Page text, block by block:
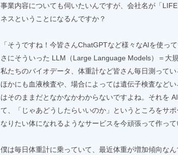
事業内容についても伺いたいんですが、会社名が「
ネスということになるんですか？
「そうですね！今皆さんChatGPTなど様々なAIを使っ
さにそういった LLM（Large Language Models）＝大
私たちのバイオデータ、体重計など皆さん毎日測ってい
ほかにも血液検査や、場合によっては遺伝子検査など
はそのままだとなかなかわからないですよね。それを
て、「じゃあどうしたらいいのか」というところをサ
なりたい体になれるようなサービスを今頑張って作って
僕は毎日体重計に乗っていて、最近体重が増加傾向な